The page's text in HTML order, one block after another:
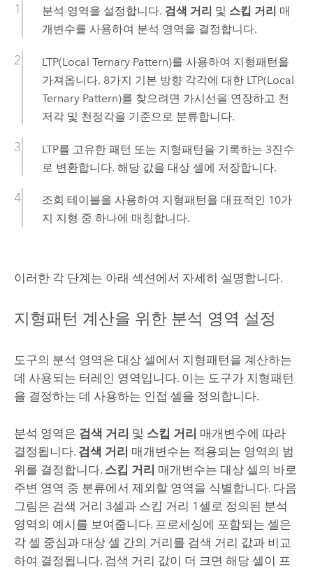
분석 영역을 설정합니다. 검색 거리 및 스킵 거리 매
개변수를 사용하여 분석 영역을 결정합니다.
LTP(Local Ternary Pattern)를 사용하여 지형패턴을
가져옵니다. 8가지 기본 방향 각각에 대한 LTP(Local
Ternary Pattern)를 찾으려면 가시선을 연장하고 천
저각 및 천정각을 기준으로 분류합니다.
LTP를 고유한 패턴 또는 지형패턴을 기록하는 3진수
로 변환합니다. 해당 값을 대상 셀에 저장합니다.
조회 테이블을 사용하여 지형패턴을 대표적인 10가
지 지형 중 하나에 매칭합니다.
이러한 각 단계는 아래 섹션에서 자세히 설명합니다.
지형패턴 계산을 위한 분석 영역 설정
도구의 분석 영역은 대상 셀에서 지형패턴을 계산하는
데 사용되는 터레인 영역입니다. 이는 도구가 지형패턴
을 결정하는 데 사용하는 인접 셀을 정의합니다.
분석 영역은 검색 거리 및 스킵 거리 매개변수에 따라
결정됩니다. 검색 거리 매개변수는 적용되는 영역의 범
위를 결정합니다. 스킵 거리 매개변수는 대상 셀의 바로
주변 영역 중 분류에서 제외할 영역을 식별합니다. 다음
그림은 검색 거리 3셀과 스킵 거리 1셀로 정의된 분석
영역의 예시를 보여줍니다. 프로세싱에 포함되는 셀은
각 셀 중심과 대상 셀 간의 거리를 검색 거리 값과 비교
하여 결정됩니다. 검색 거리 값이 더 크면 해당 셀이 프